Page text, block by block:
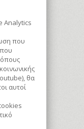
Analytics
που
θα
αυτοί